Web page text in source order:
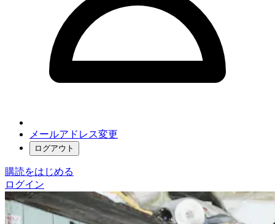
メールアドレス変更
ログアウト
購読をはじめる
ログイン